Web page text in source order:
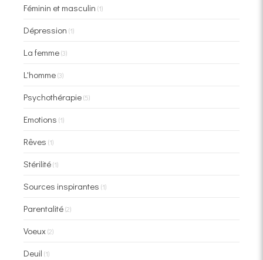
Féminin et masculin (1)
Dépression (1)
La femme(3)
L'homme(3)
Psychothérapie(5)
Emotions (1)
Rêves (1)
Stérilité(1)
Sources inspirantes (1)
Parentalité(2)
Voeux(2)
Deuil (1)